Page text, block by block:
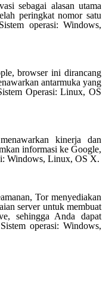
sebagai alasan utama
peringkat nomor satu
operasi: Windows,
browser ini dirancang
antarmuka yang
Operasi: Linux, OS
kinerja dan
informasi ke Google,
Windows, Linux, OS X.
Tor menyediakan
server untuk membuat
sehingga Anda dapat
operasi: Windows,